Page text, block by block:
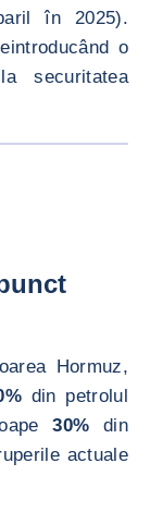
în 2025).
o
securitatea
</div>
Hormuz,
din petrolul
30% din
actuale